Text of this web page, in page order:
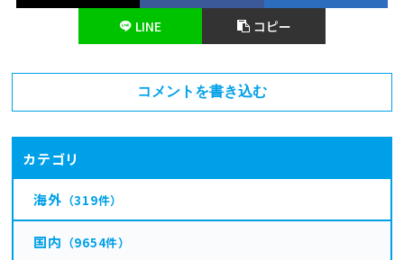
LINE
コピー
コメントを書き込む
カテゴリ
海外 （319件）
国内 （9654件）